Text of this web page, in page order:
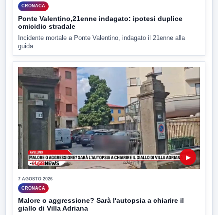
CRONACA
Ponte Valentino,21enne indagato: ipotesi duplice
omicidio stradale
Incidente mortale a Ponte Valentino, indagato il 21enne alla
guida...
▶
7 AGOSTO 2026
CRONACA
Malore o aggressione? Sarà l'autopsia a chiarire il
giallo di Villa Adriana